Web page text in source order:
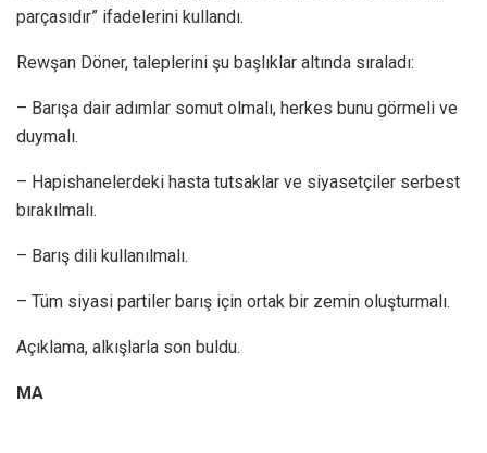
parçasıdır” ifadelerini kullandı.
Rewşan Döner, taleplerini şu başlıklar altında sıraladı:
– Barışa dair adımlar somut olmalı, herkes bunu görmeli ve
duymalı.
– Hapishanelerdeki hasta tutsaklar ve siyasetçiler serbest
bırakılmalı.
– Barış dili kullanılmalı.
– Tüm siyasi partiler barış için ortak bir zemin oluşturmalı.
Açıklama, alkışlarla son buldu.
MA